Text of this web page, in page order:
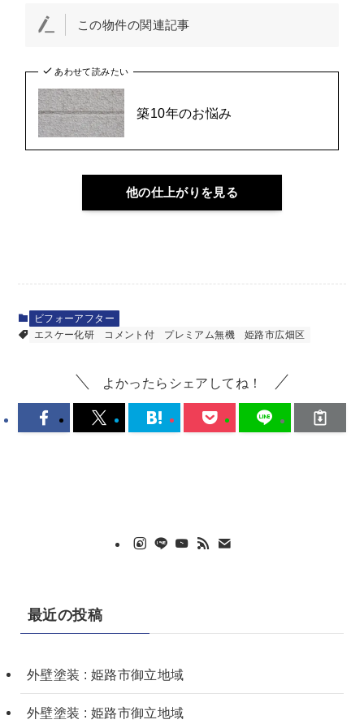
この物件の関連記事
あわせて読みたい
築10年のお悩み
他の仕上がりを見る
ビフォーアフター
エスケー化研
コメント付 プレミアム無機 姫路市広畑区
よかったらシェアしてね！
最近の投稿
外壁塗装 : 姫路市御立地域
外壁塗装 : 姫路市御立地域